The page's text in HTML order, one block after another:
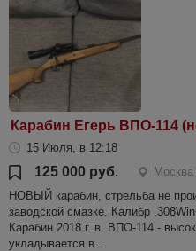
Карабин Егерь ВПО-114
15 Июля, в 12:18
125 000 руб.
Москва
НОВЫЙ карабин, стрельба не
заводской смазке. Калибр
Карабин 2018 г. в. ВПО-114 -
укладывается в...